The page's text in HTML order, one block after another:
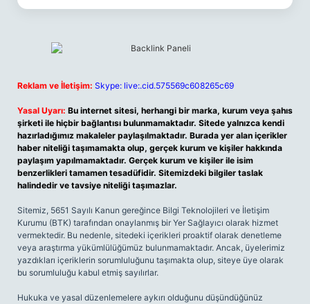
Reklam ve İletişim: Skype: live:.cid.575569c608265c69
Yasal Uyarı: Bu internet sitesi, herhangi bir marka, kurum veya şahıs
şirketi ile hiçbir bağlantısı bulunmamaktadır. Sitede yalnızca kendi
hazırladığımız makaleler paylaşılmaktadır. Burada yer alan içerikler
haber niteliği taşımamakta olup, gerçek kurum ve kişiler hakkında
paylaşım yapılmamaktadır. Gerçek kurum ve kişiler ile isim
benzerlikleri tamamen tesadüfidir. Sitemizdeki bilgiler taslak
halindedir ve tavsiye niteliği taşımazlar.
Sitemiz, 5651 Sayılı Kanun gereğince Bilgi Teknolojileri ve İletişim
Kurumu (BTK) tarafından onaylanmış bir Yer Sağlayıcı olarak hizmet
vermektedir. Bu nedenle, sitedeki içerikleri proaktif olarak denetleme
veya araştırma yükümlülüğümüz bulunmamaktadır. Ancak, üyelerimiz
yazdıkları içeriklerin sorumluluğunu taşımakta olup, siteye üye olarak
bu sorumluluğu kabul etmiş sayılırlar.
Hukuka ve yasal düzenlemelere aykırı olduğunu düşündüğünüz